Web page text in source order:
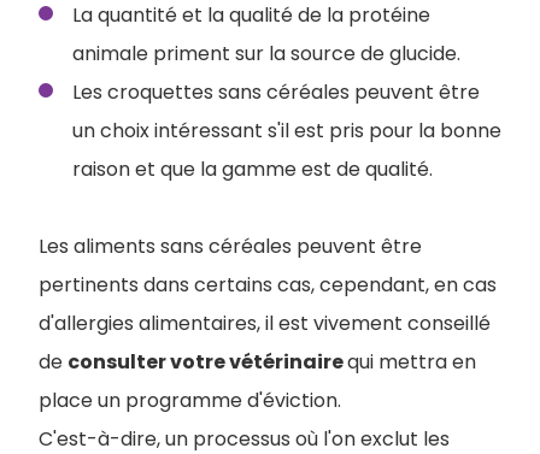
La quantité et la qualité de la protéine
animale priment sur la source de glucide.
Les croquettes sans céréales peuvent être
un choix intéressant s'il est pris pour la bonne
raison et que la gamme est de qualité.
Les aliments sans céréales peuvent être
pertinents dans certains cas, cependant, en cas
d'allergies alimentaires, il est vivement conseillé
de consulter votre vétérinairequi mettra en
place un programme d'éviction.
C'est-à-dire, un processus où l'on exclut les